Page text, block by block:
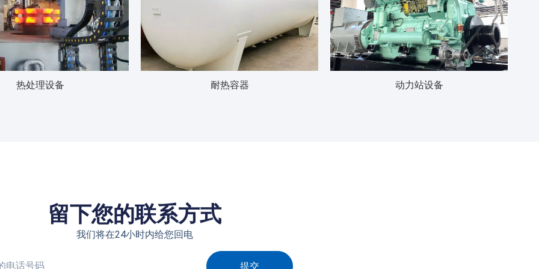
热处理设备 耐热容器 动力站设备
留下您的联系方式
我们将在24小时内给您回电
提交